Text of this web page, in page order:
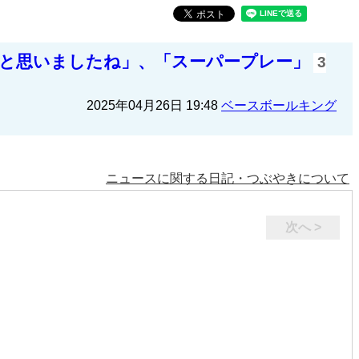
思いましたね」、「スーパープレー」 3
2025年04月26日 19:48 ベースボールキング
ニュースに関する日記・つぶやきについて
次へ >